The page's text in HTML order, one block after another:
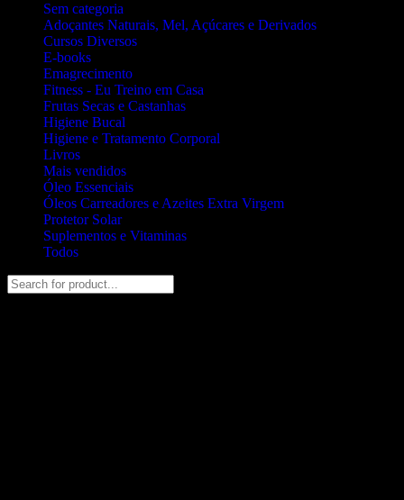
Sem categoria
Adoçantes Naturais, Mel, Açúcares e Derivados
Cursos Diversos
E-books
Emagrecimento
Fitness - Eu Treino em Casa
Frutas Secas e Castanhas
Higiene Bucal
Higiene e Tratamento Corporal
Livros
Mais vendidos
Óleo Essenciais
Óleos Carreadores e Azeites Extra Virgem
Protetor Solar
Suplementos e Vitaminas
Todos